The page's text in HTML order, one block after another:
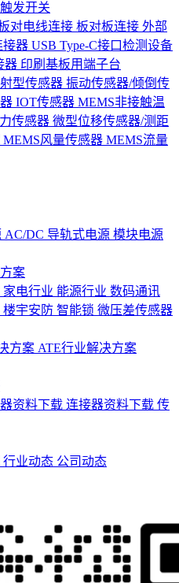
发开关
对电线连接 板对板连接 外部
接器 USB Type-C接口检测设备
器 印刷基板用端子台
型传感器 振动传感器/倾倒传
IOT传感器 MEMS非接触温
传感器 微型位移传感器/测距
MEMS风量传感器 MEMS流量
AC/DC 导轨式电源 模块电源
案
家电行业 能源行业 数码通讯
楼宇安防 智能锁 微压差传感器
方案 ATE行业解决方案
资料下载 连接器资料下载 传
行业动态 公司动态